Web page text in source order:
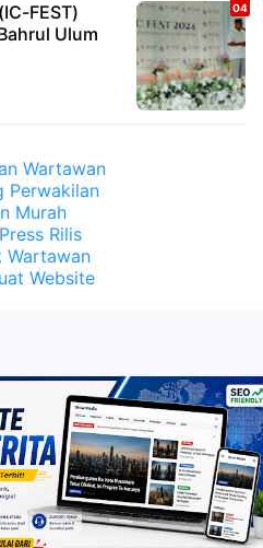
FEST)
Ulum
Wartawan
Perwakilan
Murah
Rilis
Wartawan
Website